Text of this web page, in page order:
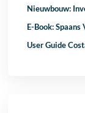
Nieuwbouw:
E-Book: Spaans
User Guide